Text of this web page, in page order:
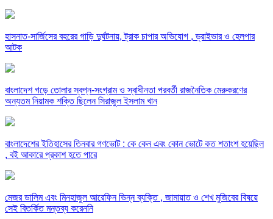
হাসনাত-সার্জিসের বহরের গাড়ি দুর্ঘটনায়, ট্রাক চাপার অভিযোগ , ড্রাইভার ও হেলপার
আটক
বাংলাদেশ গড়ে তোলার স্বপ্ন-সংগ্রাম ও স্বাধীনতা পরবর্তী রাজনৈতিক মেরুকরণের
অন্যতম নিয়ামক শক্তি ছিলেন সিরাজুল ইসলাম খান
বাংলাদেশের ইতিহাসের তিনবার গণভোট : কে কেন এবং কোন ভোটে কত শতাংশ হয়েছিল
, বই আকারে প্রকাশ হতে পারে
মেজর ডালিম এবং মিনহাজুল আরেফিন ভিন্ন ব্যক্তি , জামায়াত ও শেখ মুজিবের বিষয়ে
সেই বিতর্কিত মন্তব্য করেননি